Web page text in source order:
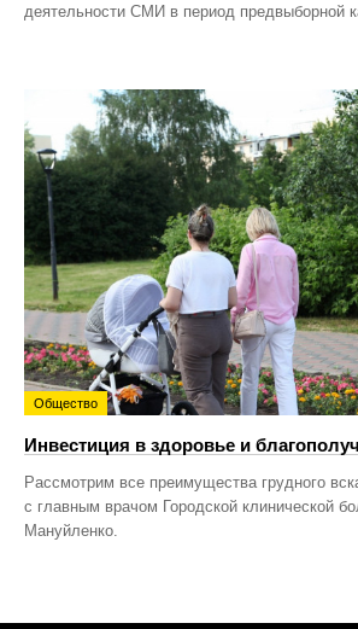
деятельности СМИ в период предвыборной
Общество
Инвестиция в здоровье и
Рассмотрим все преимущества грудного
с главным врачом Городской клинической
Мануйленко.